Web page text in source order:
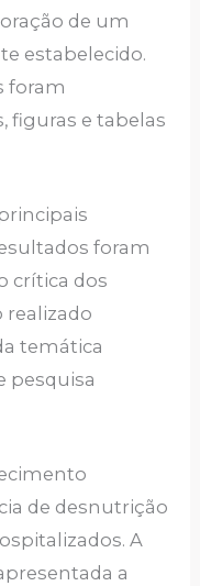
de um
estabelecido.
foram
figuras e tabelas
foram
crítica dos
realizado
temática
pesquisa
de desnutrição
A
a